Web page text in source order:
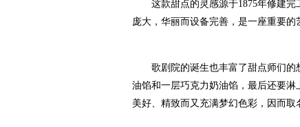
这款甜点的灵感源于1875年修建完
庞大，华丽而设备完善，是一座重要的
歌剧院的诞生也丰富了甜点师们的
油馅和一层巧克力奶油馅，最后还要
美好、精致而又充满梦幻色彩，因而取